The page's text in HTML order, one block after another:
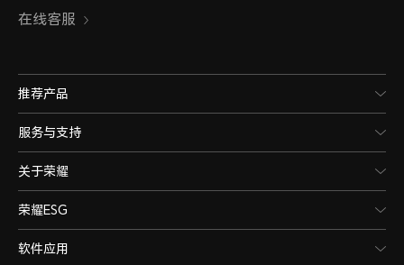
在线客服
推荐产品
服务与支持
关于荣耀
荣耀ESG
软件应用